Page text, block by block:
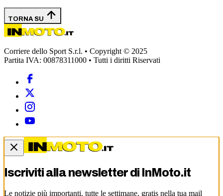
TORNA SU
Corriere dello Sport S.r.l. • Copyright © 2025
Partita IVA: 00878311000 • Tutti i diritti Riservati
Iscriviti alla newsletter di InMoto.it
Le notizie più importanti, tutte le settimane, gratis nella tua mail